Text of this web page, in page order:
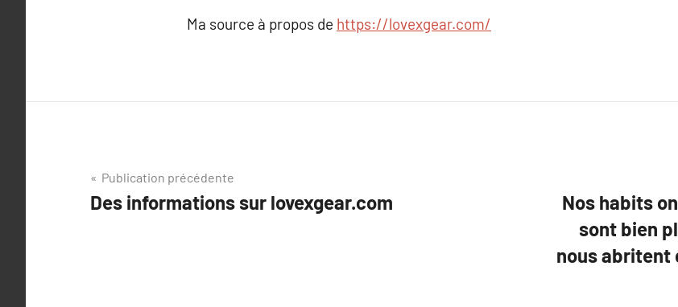
Ma source à propos de https://lovexgear.com/
Navigation
de
Publication précédente
Des informations sur lovexgear.com
Nos habits
sont bien
nous abritent